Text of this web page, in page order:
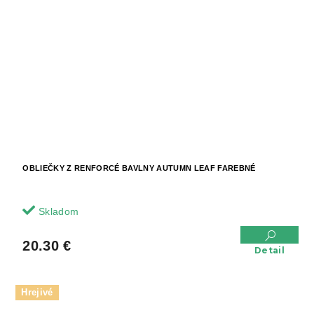
OBLIEČKY Z RENFORCÉ BAVLNY AUTUMN LEAF FAREBNÉ
Skladom
20.30 € Detail
Hrejivé